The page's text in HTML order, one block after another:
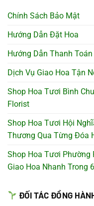
Chính Sách Bảo Mật
Hướng Dẫn Đặt Hoa
Hướng Dẫn Thanh Toán
Dịch Vụ Giao Hoa Tận
Shop Hoa Tươi Bình
Florist
Shop Hoa Tươi Hội
Thương Qua Từng Đóa
Shop Hoa Tươi Phường
Giao Hoa Nhanh Trong
ĐỐI TÁC ĐỒNG